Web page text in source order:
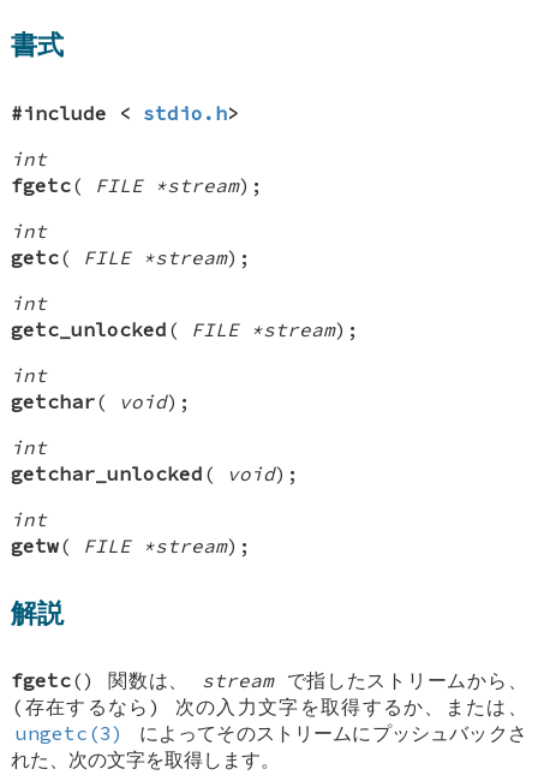
書式
#include < stdio.h>
int
fgetc( FILE *stream);
int
getc( FILE *stream);
int
getc_unlocked ( FILE *stream);
int
getchar( void);
int
getchar_unlocked ( void);
int
getw( FILE *stream);
解説
fgetc() 関数は、 streamで指したストリームから、
(存在するなら) 次の入力文字を取得するか、または、
ungetc(3)
によってそのストリームにプッシュバックさ
れた、次の文字を取得します。